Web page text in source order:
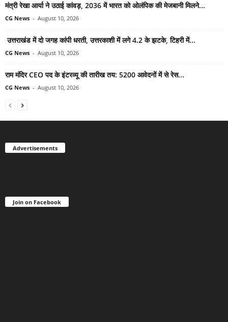
मंत्री रेखा आर्या ने उठाई कांवड़, 2036 में भारत को ओलंपिक की मेजबानी मिलने...
CG News - August 10, 2026
उत्तराखंड में दो जगह कांपी धरती, उत्तरकाशी में लगे 4.2 के झटके, टिहरी में...
CG News - August 10, 2026
राम मंदिर CEO पद के इंटरव्यू की तारीख तय: 5200 आवेदनों में से रेस...
CG News - August 10, 2026
Advertisements
Join on Facebook